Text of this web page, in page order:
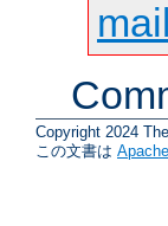
Copyright 2024
この文書は